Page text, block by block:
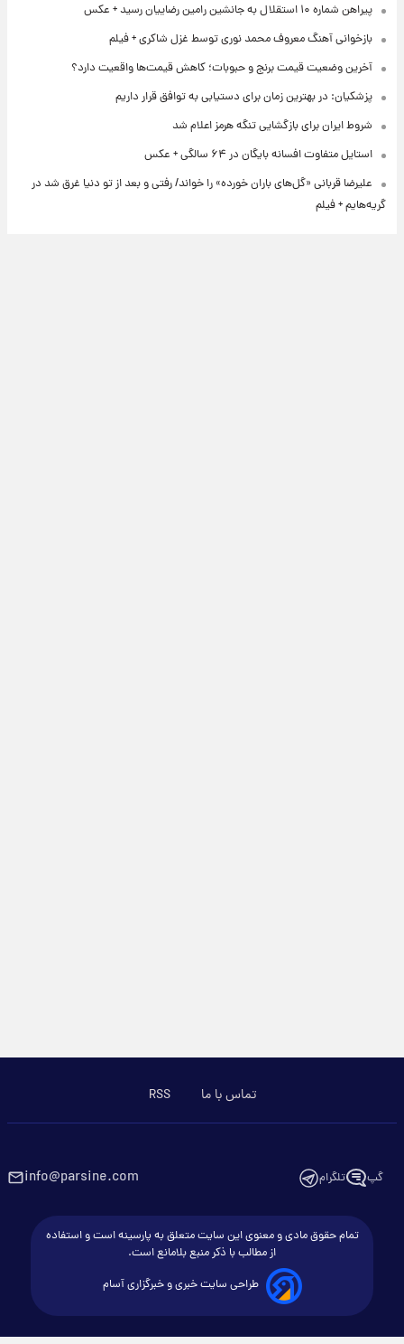
پیراهن شماره ۱۰ استقلال به جانشین رامین رضاییان رسید + عکس
بازخوانی آهنگ معروف محمد نوری توسط غزل شاکری + فیلم
آخرین وضعیت قیمت برنج و حبوبات؛ کاهش قیمت‌ها واقعیت دارد؟
پزشکیان: در بهترین زمان برای دستیابی به توافق قرار داریم
شروط ایران برای بازگشایی تنگه هرمز اعلام شد
استایل متفاوت افسانه بایگان در ۶۴ سالگی + عکس
علیرضا قربانی «گل‌های باران خورده» را خواند/ رفتی و بعد از تو دنیا غرق شد در
گریه‌هایم + فیلم
تماس با ما RSS
گپ تلگرام info@parsine.com
تمام حقوق مادی و معنوی این سایت متعلق به پارسینه است و استفاده
از مطالب با ذکر منبع بلامانع است.
طراحی سایت خبری و خبرگزاری آسام